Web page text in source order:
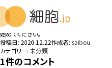
ン
ツ
へ
ス
キ
細胞.jp
Hello world!
WordPress へようこそ。こちらは最初の投稿
始めてください。
投稿日: 2020.12.22作成者: saibou
カテゴリー: 未分類
1件のコメント